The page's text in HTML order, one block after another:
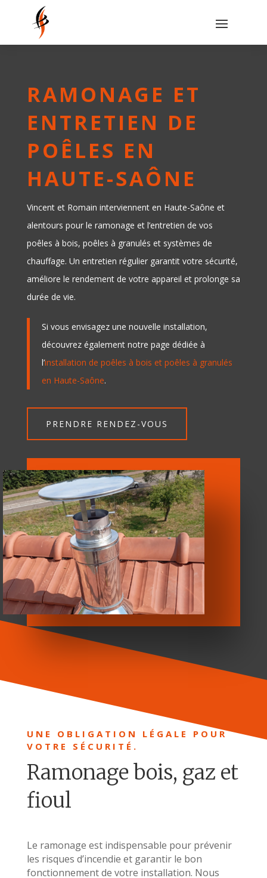
RAMONAGE ET
ENTRETIEN DE
POÊLES EN
HAUTE-SAÔNE
Vincent et Romain interviennent en Haute-Saône et
alentours pour le ramonage et l’entretien de vos
poêles à bois, poêles à granulés et systèmes de
chauffage. Un entretien régulier garantit votre sécurité,
améliore le rendement de votre appareil et prolonge sa
durée de vie.
Si vous envisagez une nouvelle installation,
découvrez également notre page dédiée à
l’installation de poêles à bois et poêles à granulés
en Haute-Saône.
PRENDRE RENDEZ-VOUS
UNE OBLIGATION LÉGALE POUR
VOTRE SÉCURITÉ.
Ramonage bois, gaz et
fioul
Le ramonage est indispensable pour prévenir
les risques d’incendie et garantir le bon
fonctionnement de votre installation. Nous